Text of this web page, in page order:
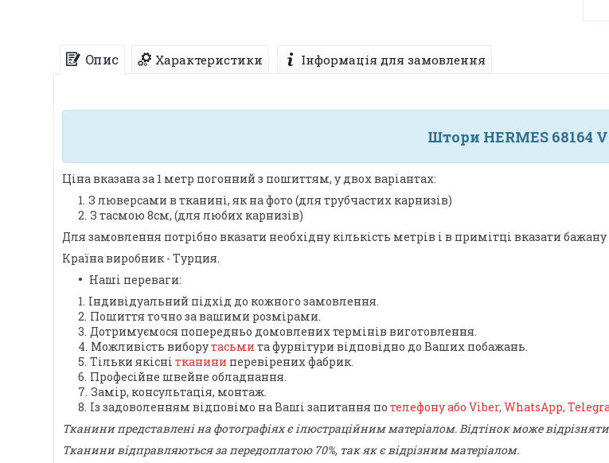
Опис Характеристики Інформація для замовлення
Штори HERMES 68164
Ціна вказана за 1 метр погонний з пошиттям, у двох варіантах:
З люверсами в тканині, як на фото (для трубчастих карнизів)
З тасмою 8см, (для любих карнизів)
Для замовлення потрібно вказати необхідну кількість метрів і в примітці вказати бажану
Країна виробник - Турция.
Наші переваги:
Індивідуальний підхід до кожного замовлення.
Пошиття точно за вашими розмірами.
Дотримуємося попередньо домовлених термінів виготовлення.
Можливість виборутасьми та фурнітури відповідно до Ваших побажань.
Тільки якісні тканини перевірених фабрик.
Професійне швейне обладнання.
Замір, консультація, монтаж.
Із задоволенням відповімо на Ваші запитання по телефону або Viber, WhatsApp,
Тканини представлені на фотографіях є ілюстраційним матеріалом. Відтінок може
Тканини відправляються за передоплатою 70%, так як є відрізним матеріалом.